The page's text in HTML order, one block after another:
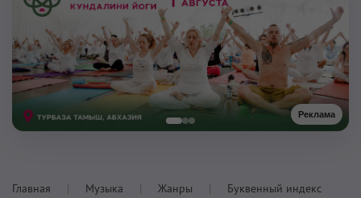
Реклама
Главная Музыка Жанры Буквенный индекс